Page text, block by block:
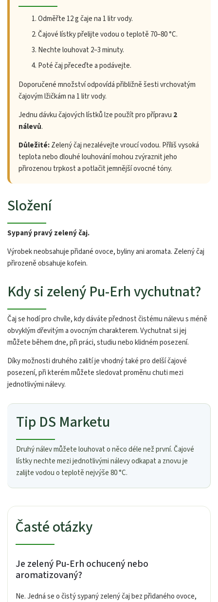
Odměřte 12 g čaje na 1 litr vody.
Čajové lístky přelijte vodou o teplotě 70–80 °C.
Nechte louhovat 2–3 minuty.
Poté čaj přeceďte a podávejte.
Doporučené množství odpovídá přibližně šesti vrchovatým
čajovým lžičkám na 1 litr vody.
Jednu dávku čajových lístků lze použít pro přípravu 2
nálevů.
Důležité:Zelený čaj nezalévejte vroucí vodou. Příliš vysoká
teplota nebo dlouhé louhování mohou zvýraznit jeho
přirozenou trpkost a potlačit jemnější ovocné tóny.
Složení
Sypaný pravý zelený čaj.
Výrobek neobsahuje přidané ovoce, byliny ani aromata. Zelený čaj
přirozeně obsahuje kofein.
Kdy si zelený Pu-Erh vychutnat?
Čaj se hodí pro chvíle, kdy dáváte přednost čistému nálevu s méně
obvyklým dřevitým a ovocným charakterem. Vychutnat si jej
můžete během dne, při práci, studiu nebo klidném posezení.
Díky možnosti druhého zalití je vhodný také pro delší čajové
posezení, při kterém můžete sledovat proměnu chuti mezi
jednotlivými nálevy.
Tip DS Marketu
Druhý nálev můžete louhovat o něco déle než první. Čajové
lístky nechte mezi jednotlivými nálevy odkapat a znovu je
zalijte vodou o teplotě nejvýše 80 °C.
Časté otázky
Je zelený Pu-Erh ochucený nebo
aromatizovaný?
Ne. Jedná se o čistý sypaný zelený čaj bez přidaného ovoce,